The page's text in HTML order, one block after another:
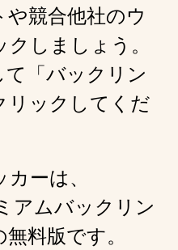
競合他社のウ
しましょう。
「バックリン
リックしてくだ
ーは、
アムバックリン
料版です。